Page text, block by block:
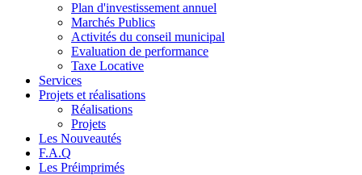
Plan d'investissement annuel
Marchés Publics
Activités du conseil municipal
Evaluation de performance
Taxe Locative
Services
Projets et réalisations
Réalisations
Projets
Les Nouveautés
F.A.Q
Les Préimprimés